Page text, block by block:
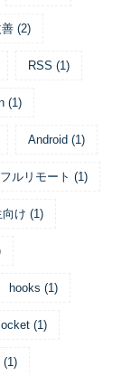
(2)
RSS (1)
(1)
Android (1)
フルリモート (1)
け (1)
hooks (1)
(1)
(1)